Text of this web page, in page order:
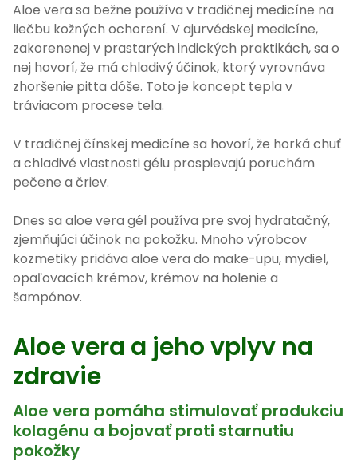
Aloe vera sa bežne používa v tradičnej medicíne na
liečbu kožných ochorení. V ajurvédskej medicíne,
zakorenenej v prastarých indických praktikách, sa o
nej hovorí, že má chladivý účinok, ktorý vyrovnáva
zhoršenie pitta dóše. Toto je koncept tepla v
tráviacom procese tela.
V tradičnej čínskej medicíne sa hovorí, že horká chuť
a chladivé vlastnosti gélu prospievajú poruchám
pečene a čriev.
Dnes sa aloe vera gél používa pre svoj hydratačný,
zjemňujúci účinok na pokožku. Mnoho výrobcov
kozmetiky pridáva aloe vera do make-upu, mydiel,
opaľovacích krémov, krémov na holenie a
šampónov.
Aloe vera a jeho vplyv na
zdravie
Aloe vera pomáha stimulovať produkciu
kolagénu a bojovať proti starnutiu
pokožky